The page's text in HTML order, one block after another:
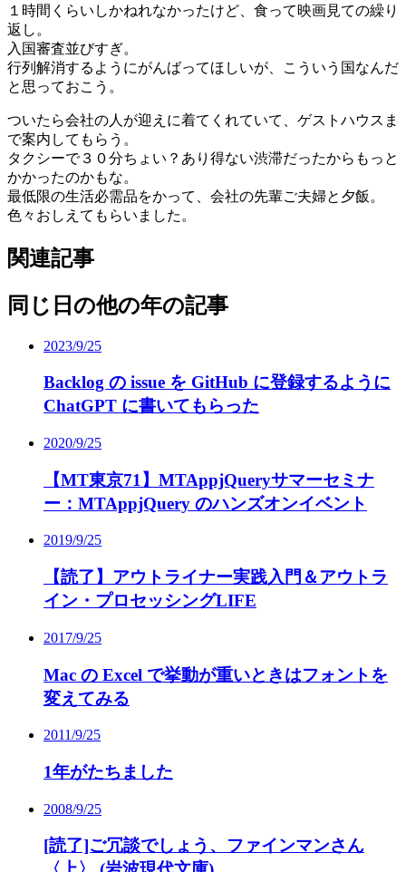
１時間くらいしかねれなかったけど、食って映画見ての繰り
返し。
入国審査並びすぎ。
行列解消するようにがんばってほしいが、こういう国なんだ
と思っておこう。
ついたら会社の人が迎えに着てくれていて、ゲストハウスま
で案内してもらう。
タクシーで３０分ちょい？あり得ない渋滞だったからもっと
かかったのかもな。
最低限の生活必需品をかって、会社の先輩ご夫婦と夕飯。
色々おしえてもらいました。
関連記事
同じ日の他の年の記事
2023/9/25
Backlog の issue を GitHub に登録するように
ChatGPT に書いてもらった
2020/9/25
【MT東京71】MTAppjQueryサマーセミナ
ー：MTAppjQuery のハンズオンイベント
2019/9/25
【読了】アウトライナー実践入門＆アウトラ
イン・プロセッシングLIFE
2017/9/25
Mac の Excel で挙動が重いときはフォントを
変えてみる
2011/9/25
1年がたちました
2008/9/25
[読了]ご冗談でしょう、ファインマンさん